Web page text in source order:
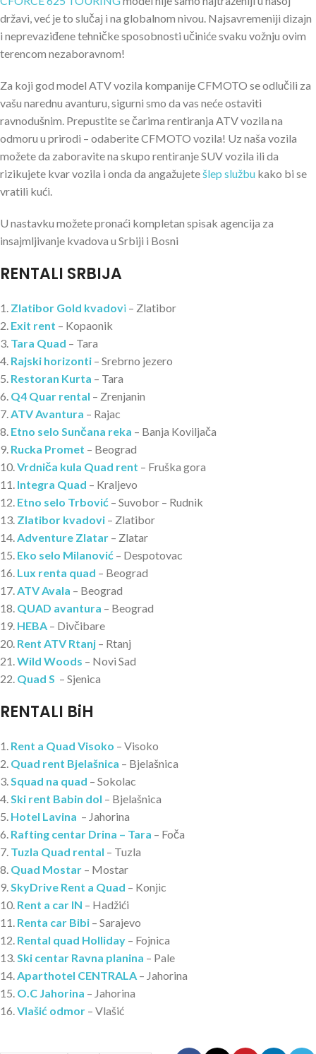
državi, već je to slučaj i na globalnom nivou. Najsavremeniji dizajn
i neprevaziđene tehničke sposobnosti učiniće svaku vožnju ovim
terencom nezaboravnom!
Za koji god model ATV vozila kompanije CFMOTO se odlučili za
vašu narednu avanturu, sigurni smo da vas neće ostaviti
ravnodušnim. Prepustite se čarima rentiranja ATV vozila na
odmoru u prirodi – odaberite CFMOTO vozila! Uz naša vozila
možete da zaboravite na skupo rentiranje SUV vozila ili da
rizikujete kvar vozila i onda da angažujetešlep službu kako bi se
vratili kući.
U nastavku možete pronaći kompletan spisak agencija za
insajmljivanje kvadova u Srbiji i Bosni
RENTALI SRBIJA
1. Zlatibor Gold kvadovi – Zlatibor
2. Exit rent – Kopaonik
3. Tara Quad – Tara
4. Rajski horizonti – Srebrno jezero
5. Restoran Kurta – Tara
6. Q4 Quar rental – Zrenjanin
7.ATV Avantura – Rajac
8. Etno selo Sunčana reka – Banja Koviljača
9. Rucka Promet – Beograd
10.Vrdniča kula Quad rent – Fruška gora
11. Integra Quad – Kraljevo
12. Etno selo Trbović – Suvobor – Rudnik
13. Zlatibor kvadovi – Zlatibor
14.Adventure Zlatar – Zlatar
15. Eko selo Milanović – Despotovac
16. Lux renta quad – Beograd
17.ATV Avala – Beograd
18. QUAD avantura – Beograd
19. HEBA – Divčibare
20. Rent ATV Rtanj – Rtanj
21.Wild Woods – Novi Sad
22. Quad S – Sjenica
RENTALI BiH
1. Rent a Quad Visoko – Visoko
2. Quad rent Bjelašnica – Bjelašnica
3.Squad na quad – Sokolac
4.Ski rent Babin dol – Bjelašnica
5. Hotel Lavina – Jahorina
6. Rafting centar Drina – Tara – Foča
7. Tuzla Quad rental – Tuzla
8. Quad Mostar – Mostar
9.SkyDrive Rent a Quad – Konjic
10. Rent a car IN – Hadžići
11. Renta car Bibi – Sarajevo
12. Rental quad Holliday – Fojnica
13.Ski centar Ravna planina – Pale
14.Aparthotel CENTRALA – Jahorina
15. O.C Jahorina – Jahorina
16.Vlašić odmor – Vlašić